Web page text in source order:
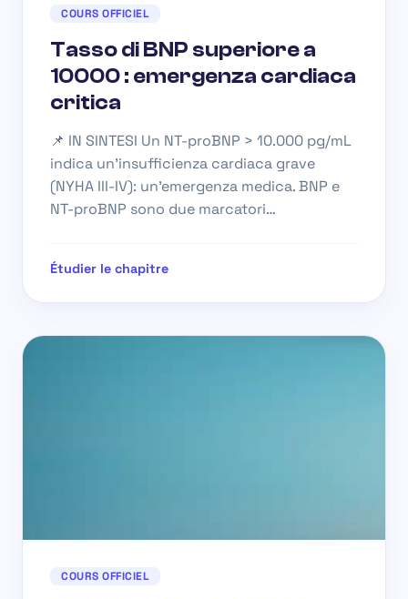
COURS OFFICIEL
Tasso di BNP superiore a
10000 : emergenza cardiaca
critica
📌 IN SINTESI Un NT-proBNP > 10.000 pg/mL
indica un’insufficienza cardiaca grave
(NYHA III-IV): un’emergenza medica. BNP e
NT-proBNP sono due marcatori…
Étudier le chapitre
COURS OFFICIEL